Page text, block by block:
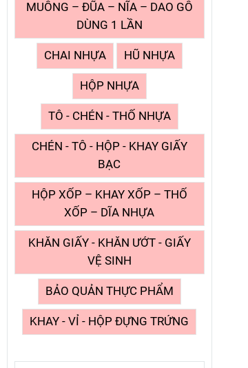
MUỖNG – ĐŨA – NĨA – DAO GỖ
DÙNG 1 LẦN
CHAI NHỰA HŨ NHỰA
HỘP NHỰA
TÔ - CHÉN - THỐ NHỰA
CHÉN - TÔ - HỘP - KHAY GIẤY
BẠC
HỘP XỐP – KHAY XỐP – THỐ
XỐP – DĨA NHỰA
KHĂN GIẤY - KHĂN ƯỚT - GIẤY
VỆ SINH
BẢO QUẢN THỰC PHẨM
KHAY - VỈ - HỘP ĐỰNG TRỨNG